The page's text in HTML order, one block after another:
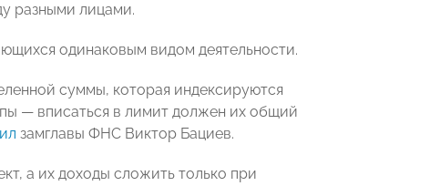
разными лицами.
одинаковым видом деятельности.
суммы, которая индексируются
— вписаться в лимит должен их общий
замглавы ФНС Виктор Бациев.
а их доходы сложить только при